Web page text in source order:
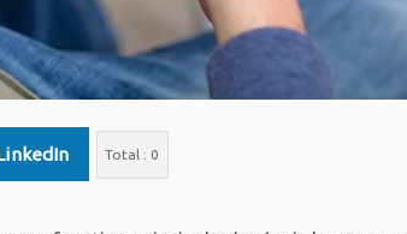
Total : 0